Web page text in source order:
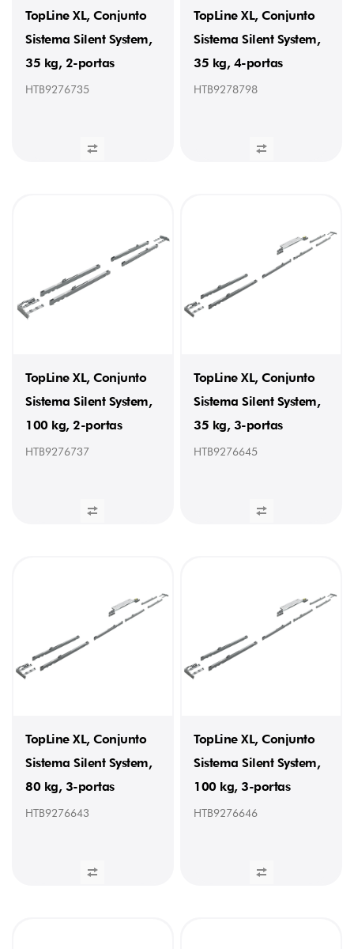
TopLine XL, Conjunto
Sistema Silent System,
35 kg, 2-portas
HTB9276735
TopLine XL, Conjunto
Sistema Silent System,
35 kg, 4-portas
HTB9278798
TopLine XL, Conjunto
Sistema Silent System,
100 kg, 2-portas
HTB9276737
TopLine XL, Conjunto
Sistema Silent System,
35 kg, 3-portas
HTB9276645
TopLine XL, Conjunto
Sistema Silent System,
80 kg, 3-portas
HTB9276643
TopLine XL, Conjunto
Sistema Silent System,
100 kg, 3-portas
HTB9276646